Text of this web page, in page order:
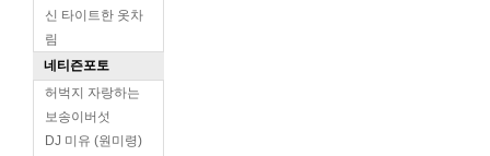
신 타이트한 옷차
림
네티즌포토
허벅지 자랑하는
보송이버섯
DJ 미유 (원미령)